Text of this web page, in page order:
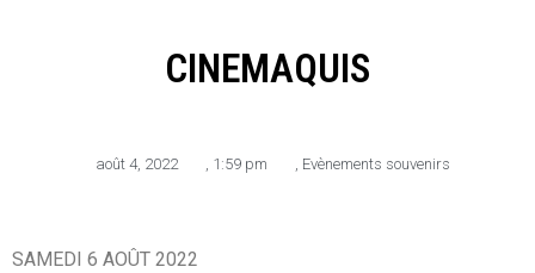
CINEMAQUIS
août 4, 2022 1:59 pm Evènements souvenirs
SAMEDI 6 AOÛT 2022